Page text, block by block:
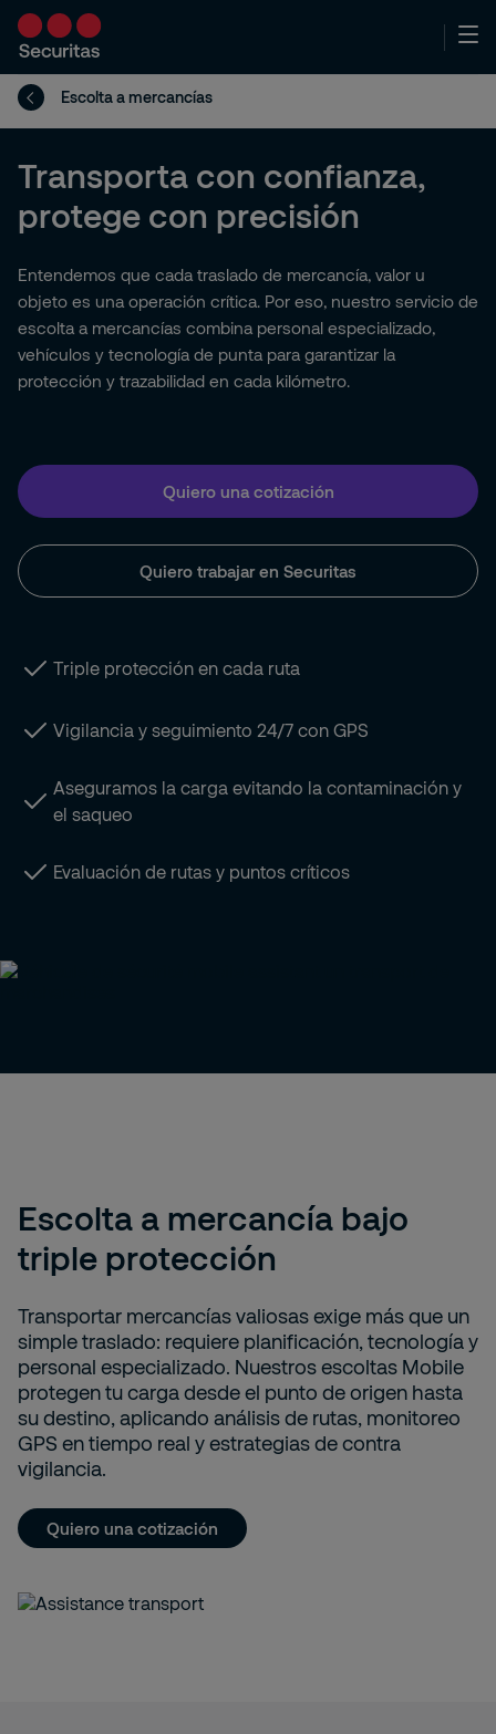
Escolta a mercancías
Transporta con confianza,
protege con precisión
Entendemos que cada traslado de mercancía, valor u
objeto es una operación crítica. Por eso, nuestro servicio de
escolta a mercancías combina personal especializado,
vehículos y tecnología de punta para garantizar la
protección y trazabilidad en cada kilómetro.
Quiero una cotización
Quiero trabajar en Securitas
Triple protección en cada ruta
Vigilancia y seguimiento 24/7 con GPS
Aseguramos la carga evitando la contaminación y
el saqueo
Evaluación de rutas y puntos críticos
Escolta a mercancía bajo
triple protección
Transportar mercancías valiosas exige más que un
simple traslado: requiere planificación, tecnología y
personal especializado. Nuestros escoltas Mobile
protegen tu carga desde el punto de origen hasta
su destino, aplicando análisis de rutas, monitoreo
GPS en tiempo real y estrategias de contra
vigilancia.
Quiero una cotización